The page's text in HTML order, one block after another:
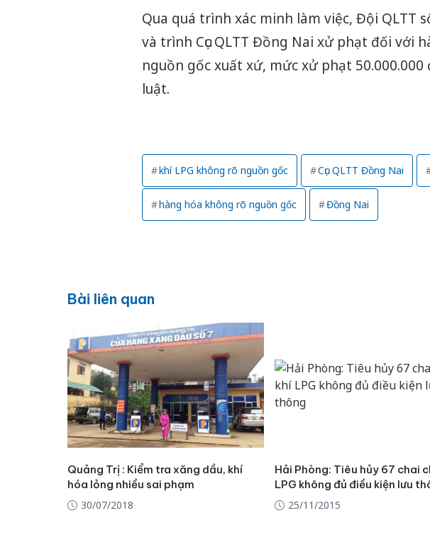
Qua quá trình xác minh làm việc, Đội QLTT
và trình Cục QLTT Đồng Nai xử phạt đối với
nguồn gốc xuất xứ, mức xử phạt
luật.
khí LPG không rõ nguồn gốc Cục QLTT Đồng Nai
hàng hóa không rõ nguồn gốc Đồng Nai
Bài liên quan
Quảng Trị : Kiểm tra xăng dầu, khí
hóa lỏng nhiều sai phạm
30/07/2018
Hải Phòng: Tiêu hủy 67 chai
LPG không đủ điều kiện lưu
25/11/2015